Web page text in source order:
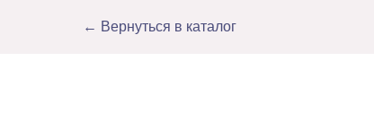
← Вернуться в каталог